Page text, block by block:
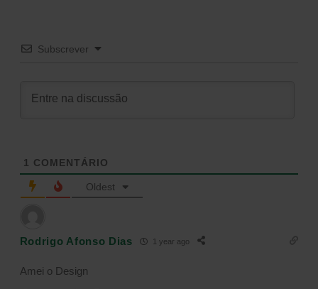
Subscrever
1 COMENTÁRIO
Oldest
Rodrigo Afonso Dias 1 year ago
Amei o Design